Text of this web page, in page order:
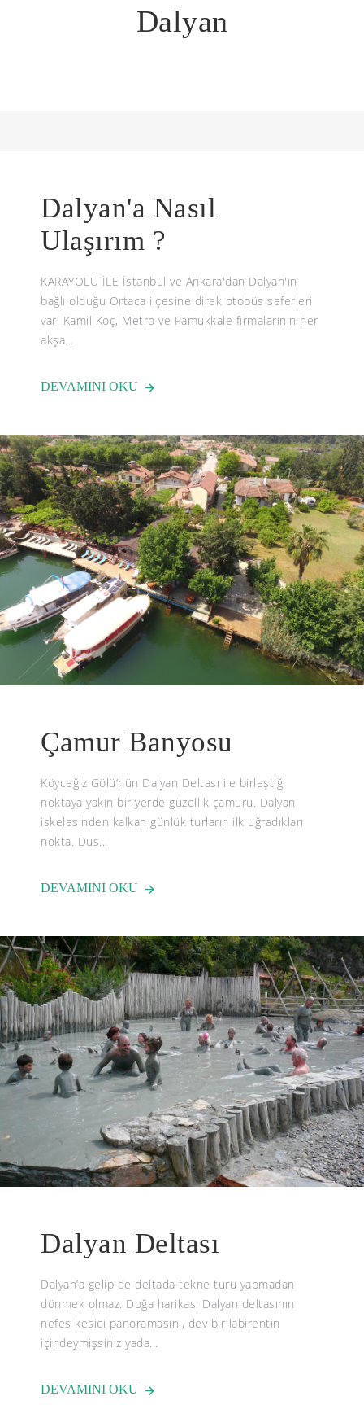
Dalyan
Dalyan'a Nasıl
Ulaşırım ?
KARAYOLU İLE İstanbul ve Ankara'dan Dalyan'ın
bağlı olduğu Ortaca ilçesine direk otobüs seferleri
var. Kamil Koç, Metro ve Pamukkale firmalarının her
akşa...
DEVAMINI OKU
Çamur Banyosu
Köyceğiz Gölü’nün Dalyan Deltası ile birleştiği
noktaya yakın bir yerde güzellik çamuru. Dalyan
iskelesinden kalkan günlük turların ilk uğradıkları
nokta. Dus...
DEVAMINI OKU
Dalyan Deltası
Dalyan’a gelip de deltada tekne turu yapmadan
dönmek olmaz. Doğa harikası Dalyan deltasının
nefes kesici panoramasını, dev bir labirentin
içindeymişsiniz yada...
DEVAMINI OKU